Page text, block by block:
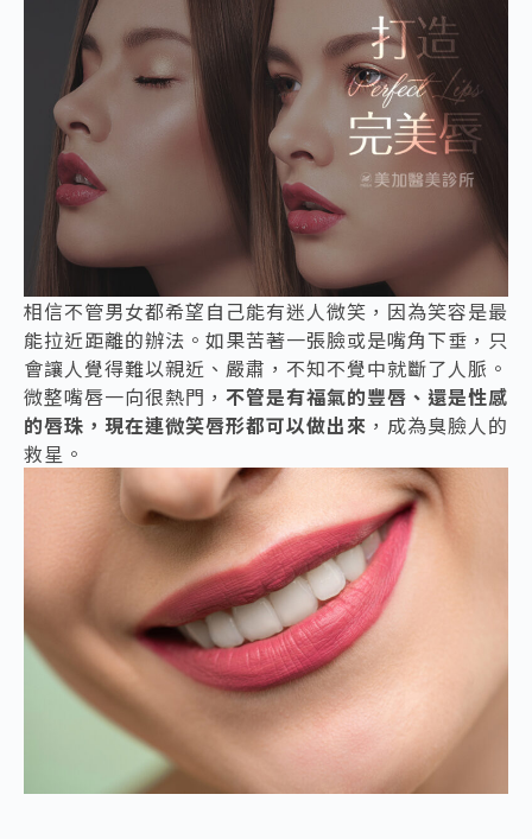
相信不管男女都希望自己能有迷人微笑，因為笑容是最
能拉近距離的辦法。如果苦著一張臉或是嘴角下垂，只
會讓人覺得難以親近、嚴肅，不知不覺中就斷了人脈。
微整嘴唇一向很熱門， 不管是有福氣的豐唇、還是性感
的唇珠，現在連微笑唇形都可以做出來 ，成為臭臉人的
救星。